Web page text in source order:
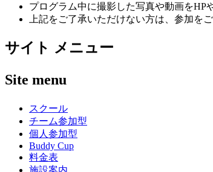
プログラム中に撮影した写真や動画をHP
上記をご了承いただけない方は、参加を
サイト メニュー
Site menu
スクール
チーム参加型
個人参加型
Buddy Cup
料金表
施設案内